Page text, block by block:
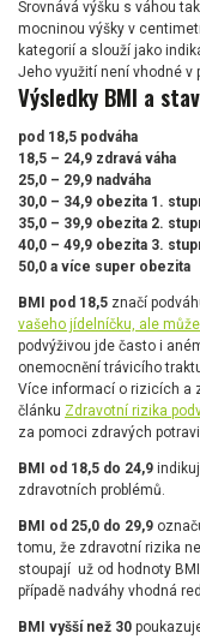
Srovnává výšku s váhou
mocninou výšky v
kategorií a slouží jako
Jeho využití není vhodné v
Výsledky BMI a
pod 18,5 podváha
18,5 – 24,9 zdravá váha
25,0 – 29,9 nadváha
30,0 – 34,9 obezita 1.
35,0 – 39,9 obezita 2.
40,0 – 49,9 obezita 3.
50,0 a více super obezita
BMI pod 18,5 značí
vašeho jídelníčku, ale
podvýživou jde často i
onemocnění trávicího
Více informací o rizicích a
článku Zdravotní rizika
za pomoci zdravých
BMI od 18,5 do 24,9
zdravotních problémů.
BMI od 25,0 do 29,9
tomu, že zdravotní rizika
stoupají už od hodnoty
případě nadváhy vhodná
BMI vyšší než 30